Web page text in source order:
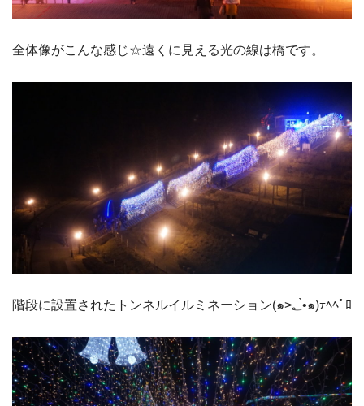
全体像がこんな感じ☆遠くに見える光の線は橋です。
階段に設置されたトンネルイルミネーション(๑>؂•̀๑)ﾃﾍﾍﾟﾛ